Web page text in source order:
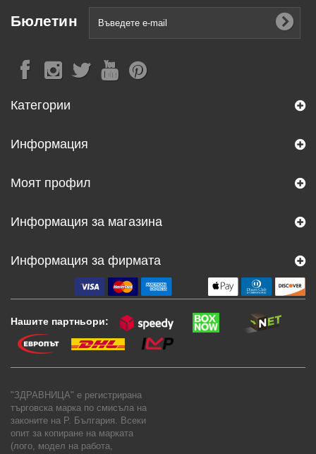
Бюлетин
Категории
Информация
Моят профил
Информация за магазина
Информация за фирмата
Нашите партньори:
"ЗДРАВНИЦА" е регистрирана
търговска марка по смисъла на
законите на Р. България. Всеки
опит за копиране на марката
(лого, модел на работа,